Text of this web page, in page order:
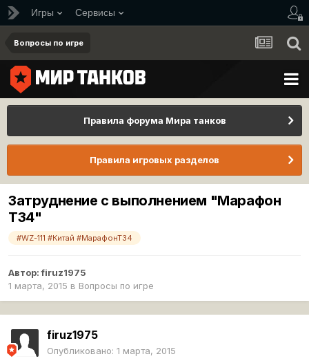
Игры Сервисы
Вопросы по игре
Правила форума Мира танков
Правила игровых разделов
Затруднение с выполнением "Марафон
Т34"
#WZ-111 #Китай #МарафонТ34
Автор:firuz1975
1 марта, 2015 в Вопросы по игре
firuz1975
Опубликовано: 1 марта, 2015